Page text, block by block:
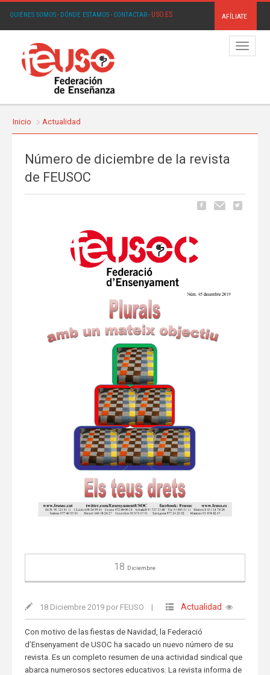
QUIÉNES SOMOS· DÓNDE ESTAMOS· CONTACTAR· USO.ES AFÍLIATE
Menú
Inicio Actualidad
Número de diciembre de la revista
de FEUSOC
18 Diciembre
18 Diciembre 2019 por FEUSO | Actualidad
Con motivo de las fiestas de Navidad, la Federació
d’Ensenyament de USOC ha sacado un nuevo número de su
revista. Es un completo resumen de una actividad sindical que
abarca numerosos sectores educativos. La revista informa de